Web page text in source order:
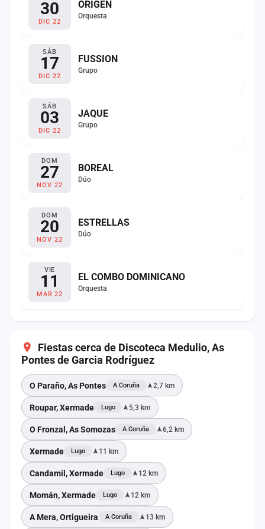
30
DIC 22
ORIGEN
Orquesta
SÁB
17
DIC 22
FUSSION
Grupo
SÁB
03
DIC 22
JAQUE
Grupo
DOM
27
NOV 22
BOREAL
Dúo
DOM
20
NOV 22
ESTRELLAS
Dúo
VIE
11
MAR 22
EL COMBO DOMINICANO
Orquesta
Fiestas cerca de Discoteca Medulio, As
Pontes de Garcia Rodríguez
O Paraño, As Pontes A Coruña 2,7 km
Roupar, Xermade Lugo 5,3 km
O Fronzal, As Somozas A Coruña 6,2 km
Xermade Lugo 11 km
Candamil, Xermade Lugo 12 km
Momán, Xermade Lugo 12 km
A Mera, Ortigueira A Coruña 13 km